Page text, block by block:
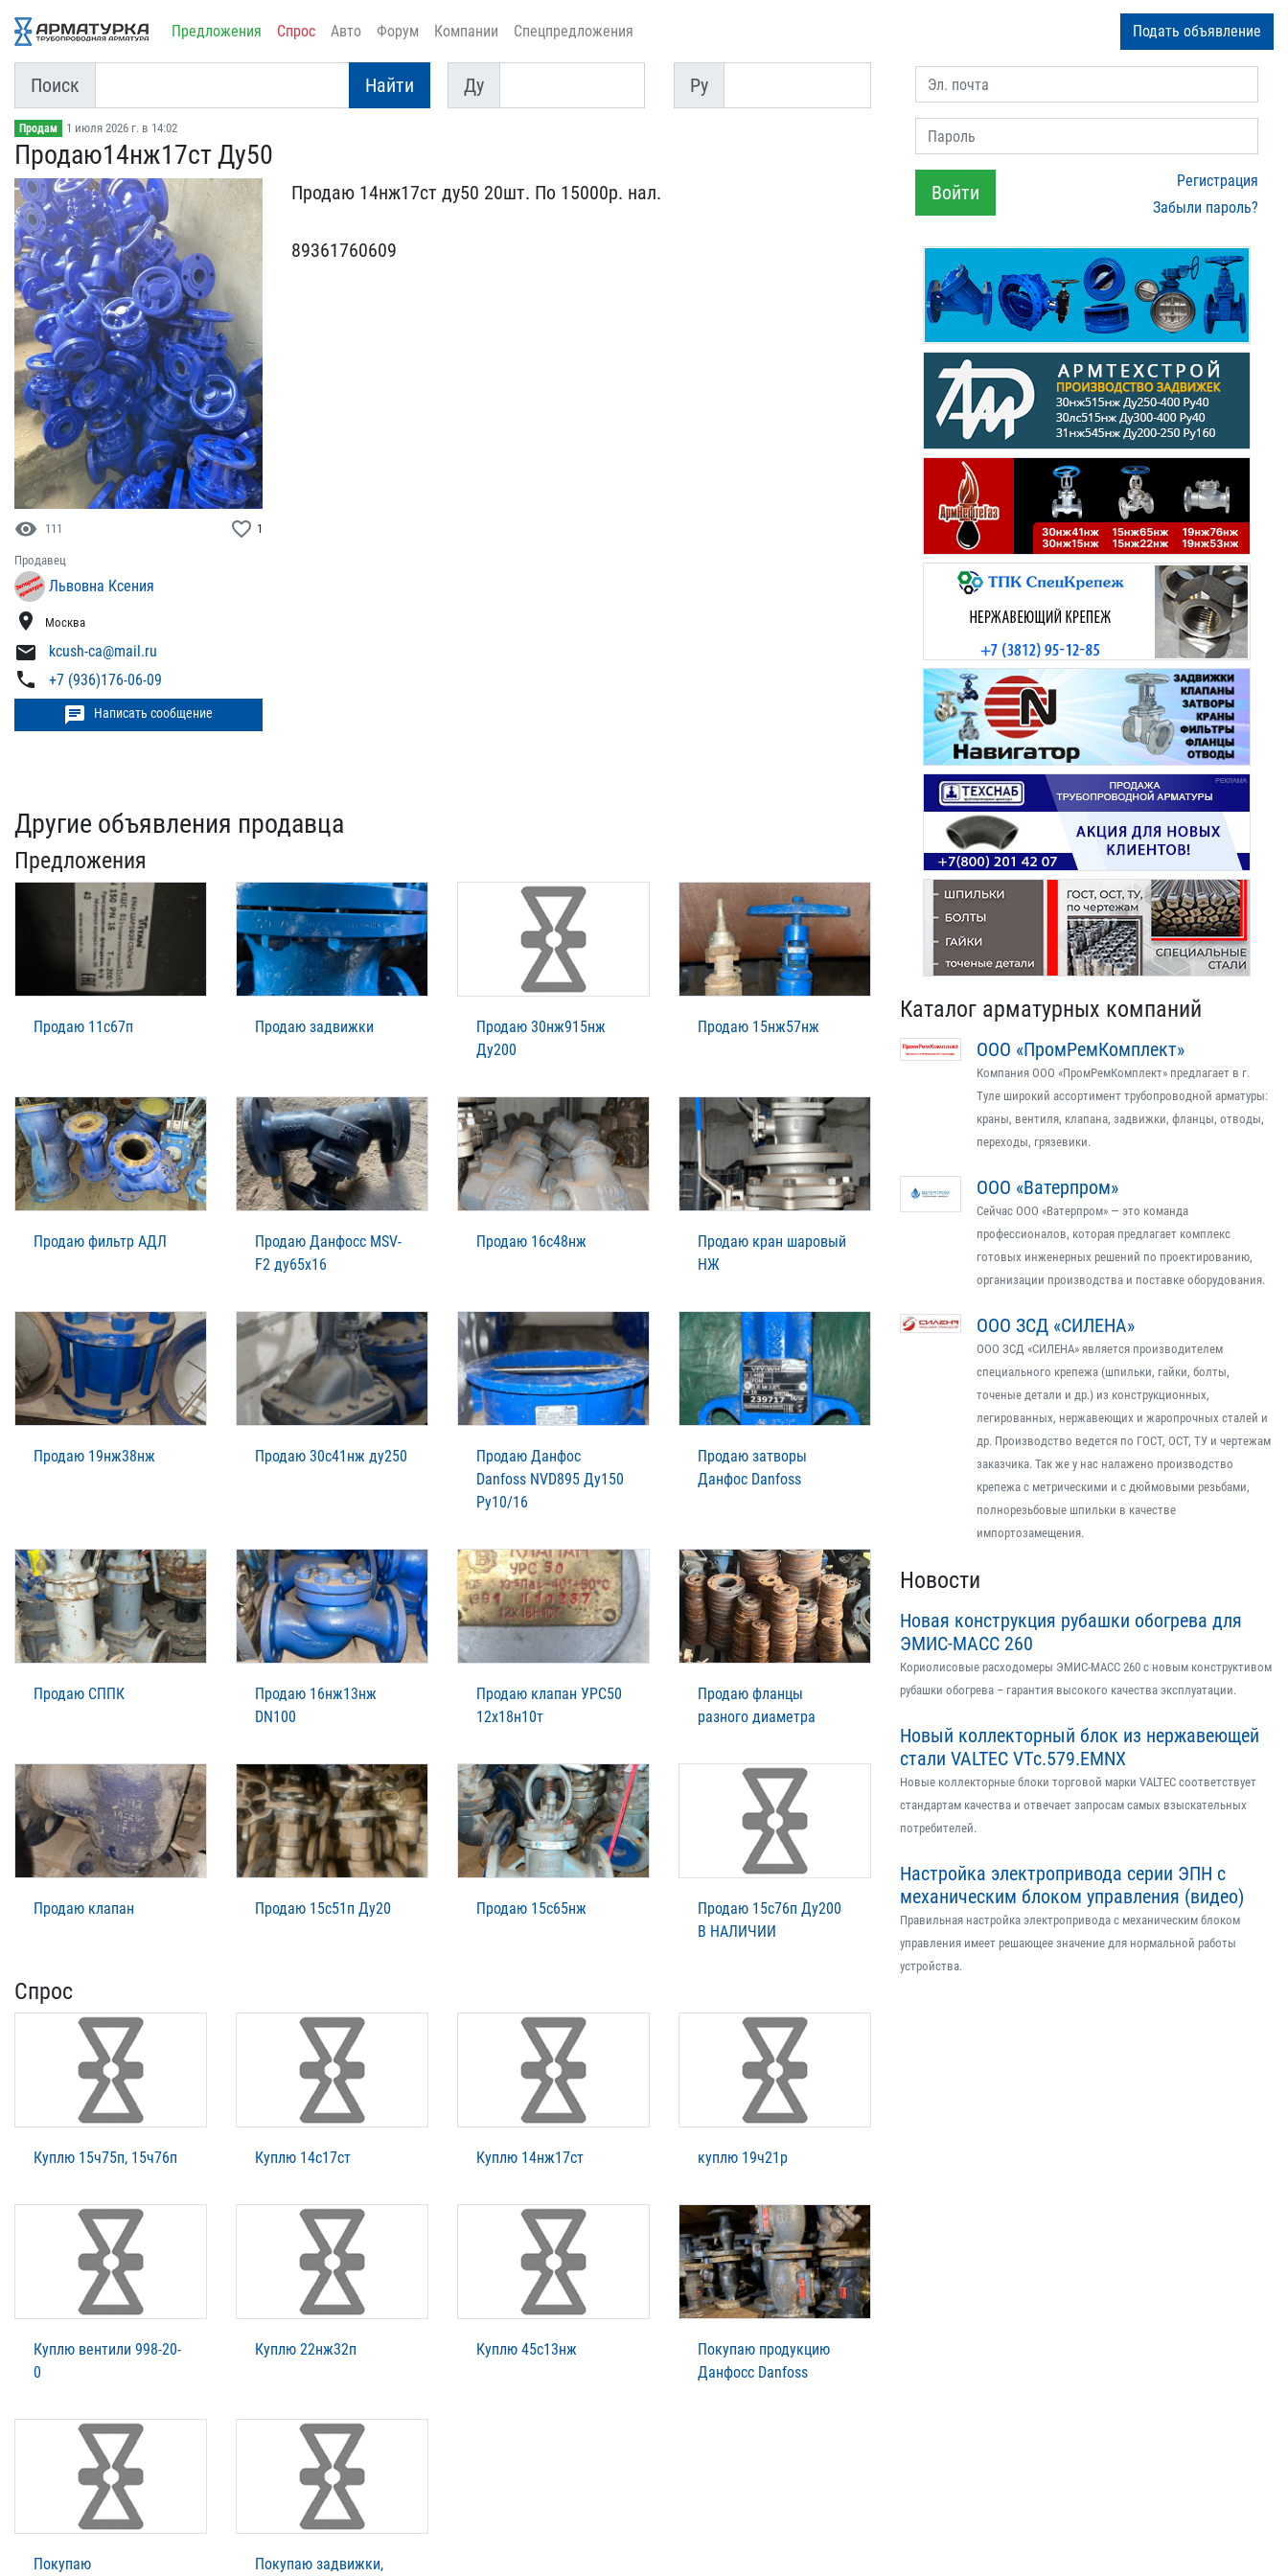
Предложения Спрос Авто Форум Компании Спецпредложения Подать объявление
Поиск Найти
Ду
Ду
Py
Py
Продам 1 июля 2026 г. в 14:02
Продаю14нж17ст Ду50
visibility 111 favorite_border 1
Продавец
Львовна Ксения
location_on Москва
mail kcush-ca@mail.ru
phone +7 (936)176-06-09
chat Написать сообщение
Продаю 14нж17ст ду50 20ш​т. По 15000р. нал.
8936​1760609
Другие объявления продавца
Предложения
Продаю 11с67п Продаю задвижки
Продаю 30нж915нж
Ду200
Продаю 15нж57нж
Продаю фильтр АДЛ
Продаю Данфосс MSV-
F2 ду65х16
Продаю 16с48нж
Продаю кран шаровый
НЖ
Продаю 19нж38нж Продаю 30с41нж ду250
Продаю Данфос
Danfoss NVD895 Ду150
Ру10/16
Продаю затворы
Данфос Danfoss
Продаю СППК
Продаю 16нж13нж
DN100
Продаю клапан УРС50
12х18н10т
Продаю фланцы
разного диаметра
Продаю клапан Продаю 15с51п Ду20 Продаю 15с65нж
Продаю 15с76п Ду200
В НАЛИЧИИ
Спрос
Куплю 15ч75п, 15ч76п Куплю 14с17ст Куплю 14нж17ст куплю 19ч21р
Куплю вентили 998-20-
0
Куплю 22нж32п Куплю 45с13нж
Покупаю продукцию
Данфосс Danfoss
Покупаю Покупаю задвижки,
Эл. почта
Пароль
Войти
Регистрация
Забыли пароль?
Каталог арматурных компаний
ООО «ПромРемКомплект»
Компания ООО «ПромРемКомплект» предлагает в г.
Туле широкий ассортимент трубопроводной арматуры:
краны, вентиля, клапана, задвижки, фланцы, отводы,
переходы, грязевики.
ООО «Ватерпром»
Сейчас ООО «Ватерпром» — это команда
профессионалов, которая предлагает комплекс
готовых инженерных решений по проектированию,
организации производства и поставке оборудования.
ООО ЗСД «СИЛЕНА»
ООО ЗСД «СИЛЕНА» является производителем
специального крепежа (шпильки, гайки, болты,
точеные детали и др.) из конструкционных,
легированных, нержавеющих и жаропрочных сталей и
др. Производство ведется по ГОСТ, ОСТ, ТУ и чертежам
заказчика. Так же у нас налажено производство
крепежа с метрическими и с дюймовыми резьбами,
полнорезьбовые шпильки в качестве
импортозамещения.
Новости
Новая конструкция рубашки обогрева для
ЭМИС-МАСС 260
Кориолисовые расходомеры ЭМИС-МАСС 260 с новым конструктивом
рубашки обогрева – гарантия высокого качества эксплуатации.
Новый коллекторный блок из нержавеющей
стали VALTEC VTс.579.EMNX
Новые коллекторные блоки торговой марки VALTEC соответствует
стандартам качества и отвечает запросам самых взыскательных
потребителей.
Настройка электропривода серии ЭПН с
механическим блоком управления (видео)
Правильная настройка электропривода с механическим блоком
управления имеет решающее значение для нормальной работы
устройства.